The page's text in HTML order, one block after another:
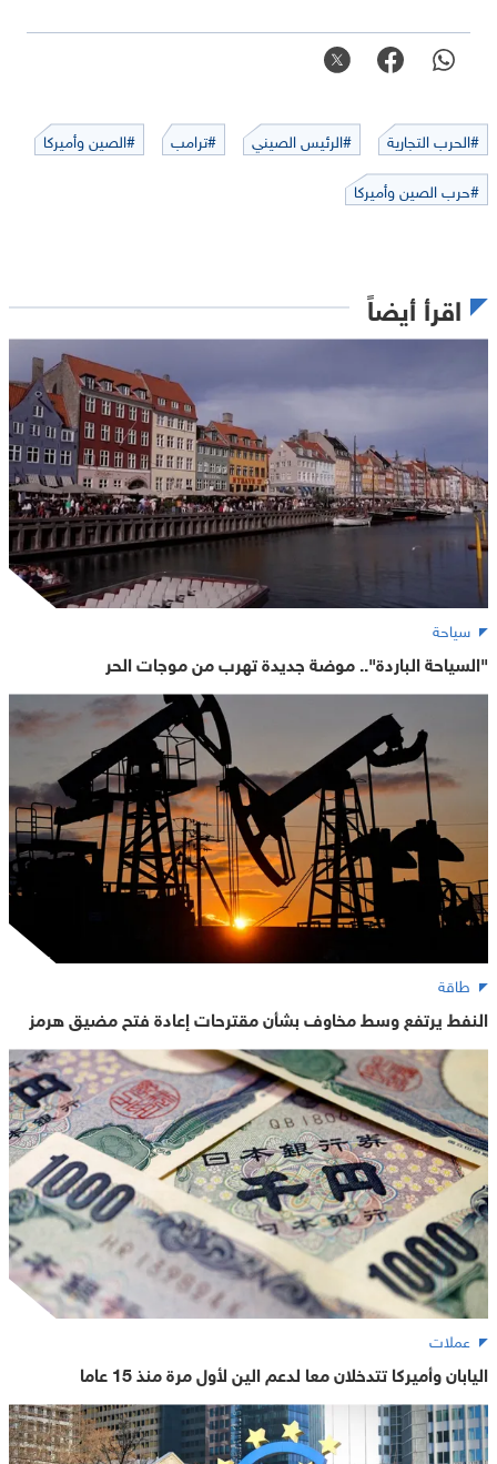
#الحرب التجارية #الرئيس الصيني #ترامب
#الصين وأميركا
#حرب الصين وأميركا
اقرأ أيضاً
سياحة
"السياحة الباردة".. موضة جديدة تهرب من موجات الحر
طاقة
النفط يرتفع وسط مخاوف بشأن مقترحات إعادة فتح مضيق هرمز
عملات
اليابان وأميركا تتدخلان معا لدعم الين لأول مرة منذ 15 عاما